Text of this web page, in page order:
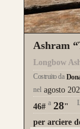
Ashram
Longbow
Costruito da
nel agosto
46# a 28"
per arciere